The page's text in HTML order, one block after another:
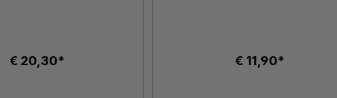
€ 20,30* € 11,90*